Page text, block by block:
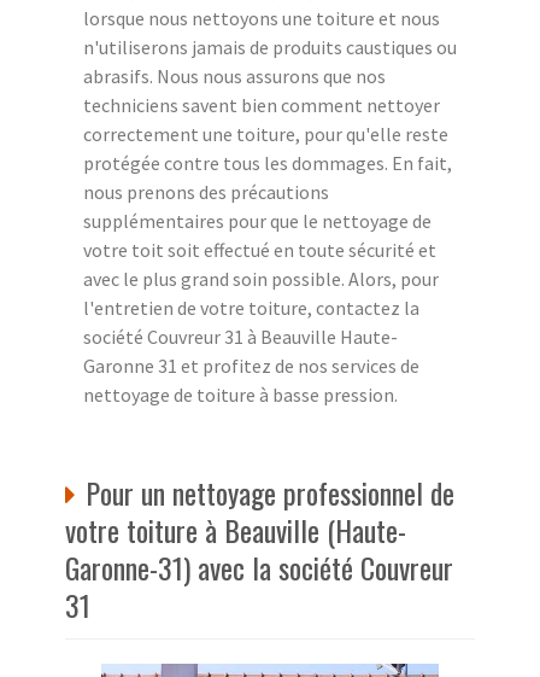
lorsque nous nettoyons une toiture et nous
n'utiliserons jamais de produits caustiques ou
abrasifs. Nous nous assurons que nos
techniciens savent bien comment nettoyer
correctement une toiture, pour qu'elle reste
protégée contre tous les dommages. En fait,
nous prenons des précautions
supplémentaires pour que le nettoyage de
votre toit soit effectué en toute sécurité et
avec le plus grand soin possible. Alors, pour
l'entretien de votre toiture, contactez la
société Couvreur 31 à Beauville Haute-
Garonne 31 et profitez de nos services de
nettoyage de toiture à basse pression.
Pour un nettoyage professionnel de
votre toiture à Beauville (Haute-
Garonne-31) avec la société Couvreur
31